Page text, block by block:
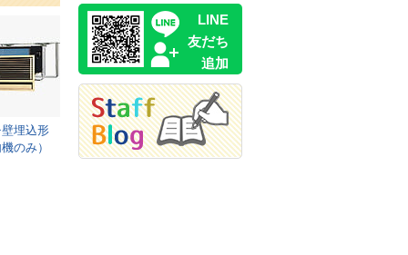
埋込形
のみ）
LINE
友だち
追加